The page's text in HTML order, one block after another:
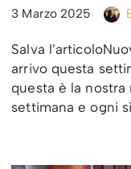
3 Marzo 2025
Salva
arrivo questa
questa è la
settimana e ogni